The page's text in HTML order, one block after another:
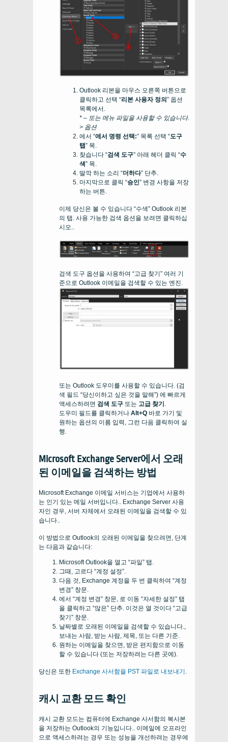
Outlook 리본을 마우스 오른쪽 버튼으로
클릭하고 선택 “리본 사용자 정의 ” 옵션
목록에서.
* – 또는 메뉴 파일을 사용할 수 있습니다.
> 옵션
에서 “에서 명령 선택:” 목록 선택 “도구
탭” 목.
찾습니다 “검색 도구” 아래 헤더 클릭 “수
색” 목.
딸깍 하는 소리 “더하다” 단추.
마지막으로 클릭 “승인” 변경 사항을 저장
하는 버튼.
이제 당신은 볼 수 있습니다 “수색” Outlook 리본
의 탭. 사용 가능한 검색 옵션을 보려면 클릭하십
시오..
검색 도구 옵션을 사용하여 “고급 찾기” 여러 기
준으로 Outlook 이메일을 검색할 수 있는 엔진.
또는 Outlook 도우미를 사용할 수 있습니다. (검
색 필드 “당신이하고 싶은 것을 말해”) 에 빠르게
액세스하려면 검색 도구 또는 고급 찾기.
도우미 필드를 클릭하거나 Alt+Q 바로 가기 및
원하는 옵션의 이름 입력, 그런 다음 클릭하여 실
행.
Microsoft Exchange Server에서 오래
된 이메일을 검색하는 방법
Microsoft Exchange 이메일 서비스는 기업에서 사용하
는 인기 있는 메일 서버입니다.. Exchange Server 사용
자인 경우, 서버 자체에서 오래된 이메일을 검색할 수 있
습니다..
이 방법으로 Outlook의 오래된 이메일을 찾으려면, 단계
는 다음과 같습니다:
Microsoft Outlook을 열고 “파일” 탭.
그때, 고르다 “계정 설정”.
다음 것, Exchange 계정을 두 번 클릭하여 “계정
변경” 창문.
에서 “계정 변경” 창문, 로 이동 “자세한 설정” 탭
을 클릭하고 “많은” 단추. 이것은 열 것이다 “고급
찾기” 창문.
날짜별로 오래된 이메일을 검색할 수 있습니다.,
보내는 사람, 받는 사람, 제목, 또는 다른 기준.
원하는 이메일을 찾으면, 받은 편지함으로 이동
할 수 있습니다 (또는 저장하려는 다른 곳에).
당신은 또한 Exchange 사서함을 PST 파일로 내보내기.
캐시 교환 모드 확인
캐시 교환 모드는 컴퓨터에 Exchange 사서함의 복사본
을 저장하는 Outlook의 기능입니다.. 이메일에 오프라인
으로 액세스하려는 경우 또는 성능을 개선하려는 경우에